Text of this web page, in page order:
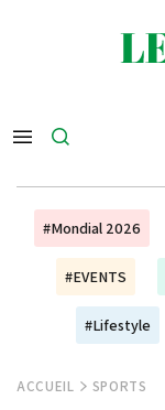
#Mondial 2026
#EVENTS
#Lifestyle
ACCUEIL SPORTS